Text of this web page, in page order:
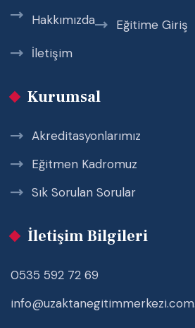
Hakkımızda
Eğitime Giriş
İletişim
Kurumsal
Akreditasyonlarımız
Eğitmen Kadromuz
Sık Sorulan Sorular
İletişim Bilgileri
0535 592 72 69